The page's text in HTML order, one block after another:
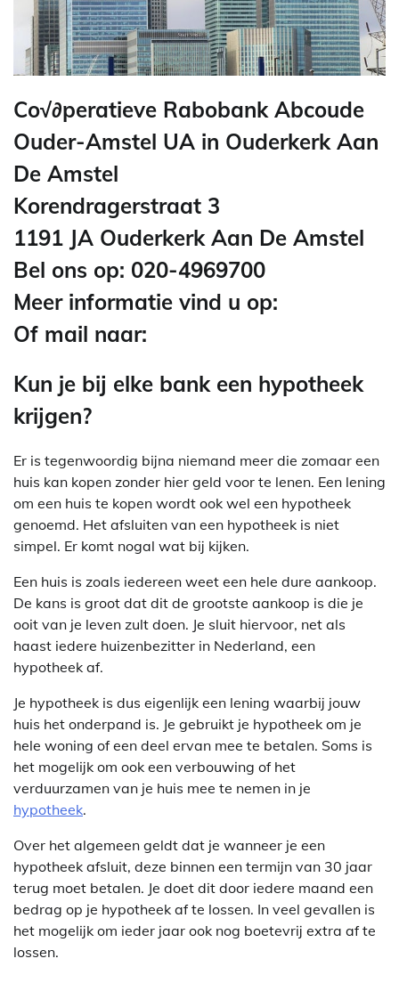
Co√∂peratieve Rabobank Abcoude
Ouder-Amstel UA in Ouderkerk Aan
De Amstel
Korendragerstraat 3
1191 JA Ouderkerk Aan De Amstel
Bel ons op: 020-4969700
Meer informatie vind u op:
Of mail naar:
Kun je bij elke bank een hypotheek
krijgen?
Er is tegenwoordig bijna niemand meer die zomaar een
huis kan kopen zonder hier geld voor te lenen. Een lening
om een huis te kopen wordt ook wel een hypotheek
genoemd. Het afsluiten van een hypotheek is niet
simpel. Er komt nogal wat bij kijken.
Een huis is zoals iedereen weet een hele dure aankoop.
De kans is groot dat dit de grootste aankoop is die je
ooit van je leven zult doen. Je sluit hiervoor, net als
haast iedere huizenbezitter in Nederland, een
hypotheek af.
Je hypotheek is dus eigenlijk een lening waarbij jouw
huis het onderpand is. Je gebruikt je hypotheek om je
hele woning of een deel ervan mee te betalen. Soms is
het mogelijk om ook een verbouwing of het
verduurzamen van je huis mee te nemen in je
hypotheek.
Over het algemeen geldt dat je wanneer je een
hypotheek afsluit, deze binnen een termijn van 30 jaar
terug moet betalen. Je doet dit door iedere maand een
bedrag op je hypotheek af te lossen. In veel gevallen is
het mogelijk om ieder jaar ook nog boetevrij extra af te
lossen.